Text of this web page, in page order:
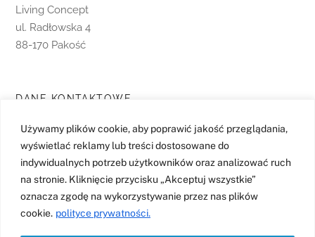
Używamy plików cookie, aby poprawić jakość przeglądania,
wyświetlać reklamy lub treści dostosowane do
indywidualnych potrzeb użytkowników oraz analizować ruch
na stronie. Kliknięcie przycisku „Akceptuj wszystkie”
oznacza zgodę na wykorzystywanie przez nas plików
cookie. polityce prywatności.
Living Concept
ul. Radłowska 4
88-170 Pakość
DANE KONTAKTOWE
e-mail:cs@livingconcept.com.pl
tel.(+48) 690 43 44 22
OBSERWUJ NAS